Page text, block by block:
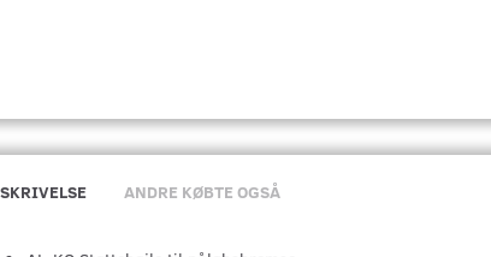
ANDRE KØBTE OGSÅ